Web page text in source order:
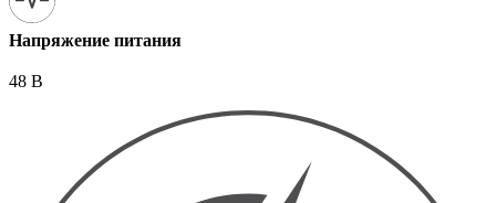
Напряжение питания
48 В